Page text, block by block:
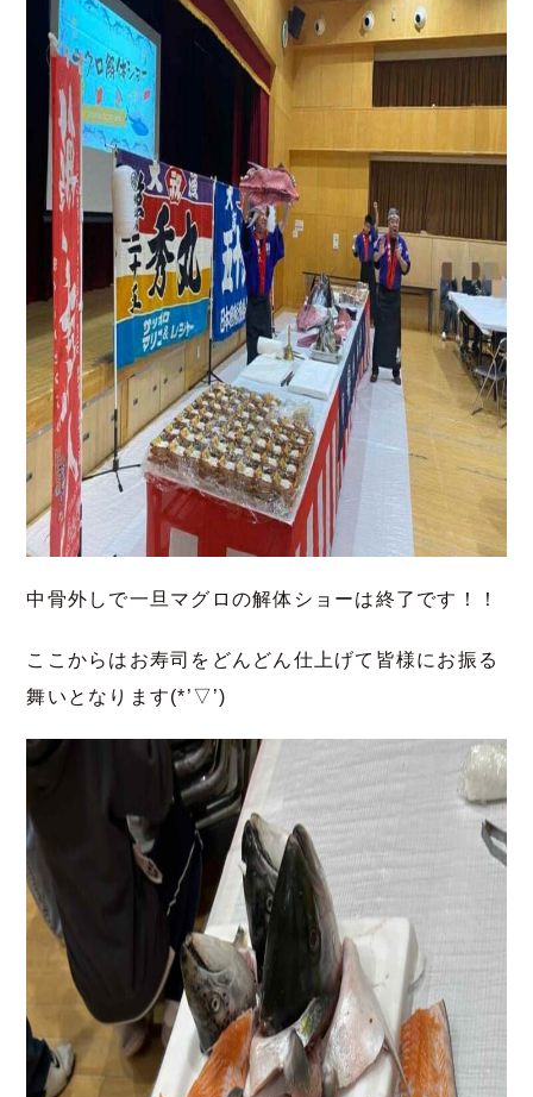
中骨外しで一旦マグロの解体ショーは終了です！！
ここからはお寿司をどんどん仕上げて皆様にお振る
舞いとなります(*’▽’)